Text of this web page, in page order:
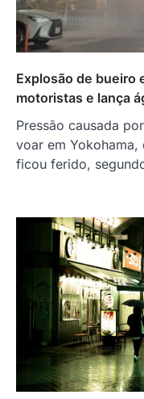
Explosão de bueiro
motoristas e lança
Pressão causada
voar em
ficou ferido,